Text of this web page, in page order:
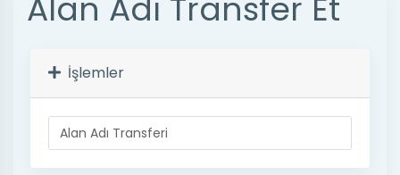
Alan Adı Transfer Et
İşlemler